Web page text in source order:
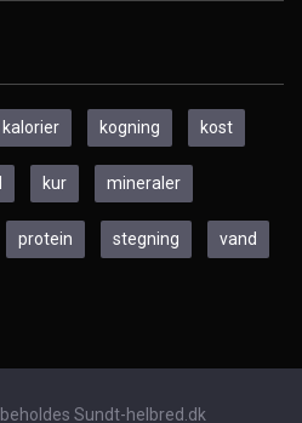
kalorier kogning kost
kur mineraler
protein stegning vand
Sundt-helbred.dk